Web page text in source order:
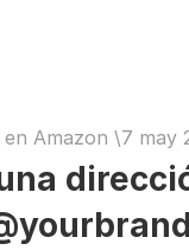
Amazon \7 may